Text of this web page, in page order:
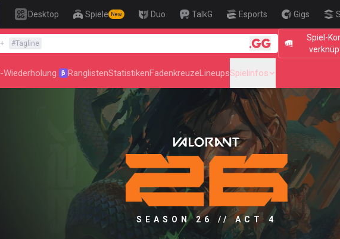
Desktop Spiele New Duo TalkG Esports Gigs
+ #Tagline
Spiel-
🎯 Level
Wiederholung β RanglistenStatistikenFadenkreuzeLineupsSpielinfos
SEASON 26 // ACT 4